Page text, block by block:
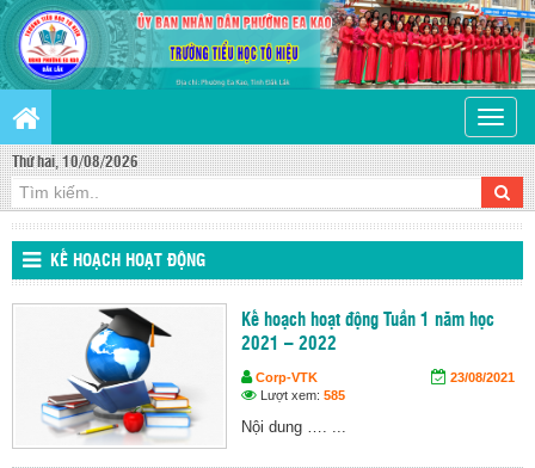
Toggle
Thứ hai, 10/08/2026
KẾ HOẠCH HOẠT ĐỘNG
Kế hoạch hoạt động Tuần 1 năm học
2021 – 2022
Corp-VTK
23/08/2021
Lượt xem: 585
Nội dung …. ...